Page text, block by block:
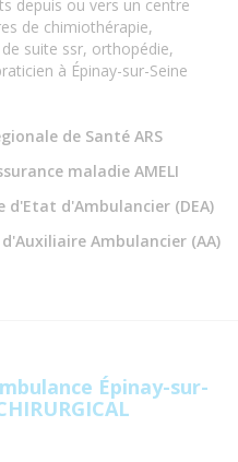
depuis ou vers un centre
de chimiothérapie,
suite ssr, orthopédie,
à Épinay-sur-Seine
de Santé ARS
maladie AMELI
d'Etat d'Ambulancier (DEA)
Ambulancier (AA)
Épinay-sur-